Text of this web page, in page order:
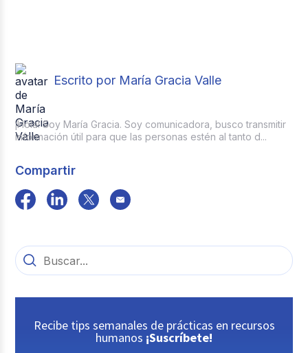
Escrito por María Gracia Valle
¡Hola! Soy María Gracia. Soy comunicadora, busco transmitir
información útil para que las personas estén al tanto d...
Compartir
Recibe tips semanales de prácticas en recursos
humanos ¡Suscríbete!